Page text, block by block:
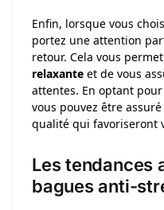
Enfin, lorsque vous
portez une attention
retour. Cela vous
relaxante et de vous
attentes. En optant
vous pouvez être
qualité qui favoriseront
Les tendances
bagues anti-